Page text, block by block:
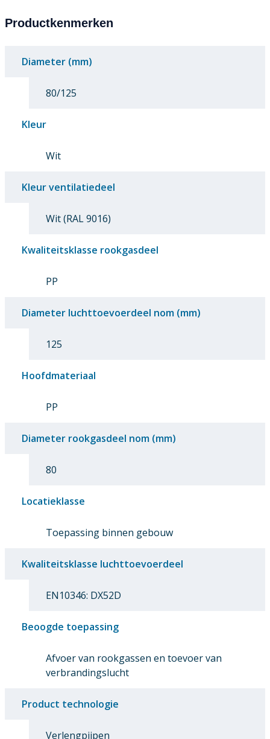
Productkenmerken
Diameter (mm)
80/125
Kleur
Wit
Kleur ventilatiedeel
Wit (RAL 9016)
Kwaliteitsklasse rookgasdeel
PP
Diameter luchttoevoerdeel nom (mm)
125
Hoofdmateriaal
PP
Diameter rookgasdeel nom (mm)
80
Locatieklasse
Toepassing binnen gebouw
Kwaliteitsklasse luchttoevoerdeel
EN10346: DX52D
Beoogde toepassing
Afvoer van rookgassen en toevoer van
verbrandingslucht
Product technologie
Verlengpijpen